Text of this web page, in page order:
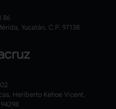
86
Yucatán, C.P. 97138
Heriberto Kehoe Vicent,